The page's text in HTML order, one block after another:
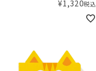
¥1,320税込